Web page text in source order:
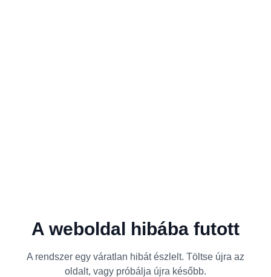
A weboldal hibába futott
A rendszer egy váratlan hibát észlelt. Töltse újra az
oldalt, vagy próbálja újra később.